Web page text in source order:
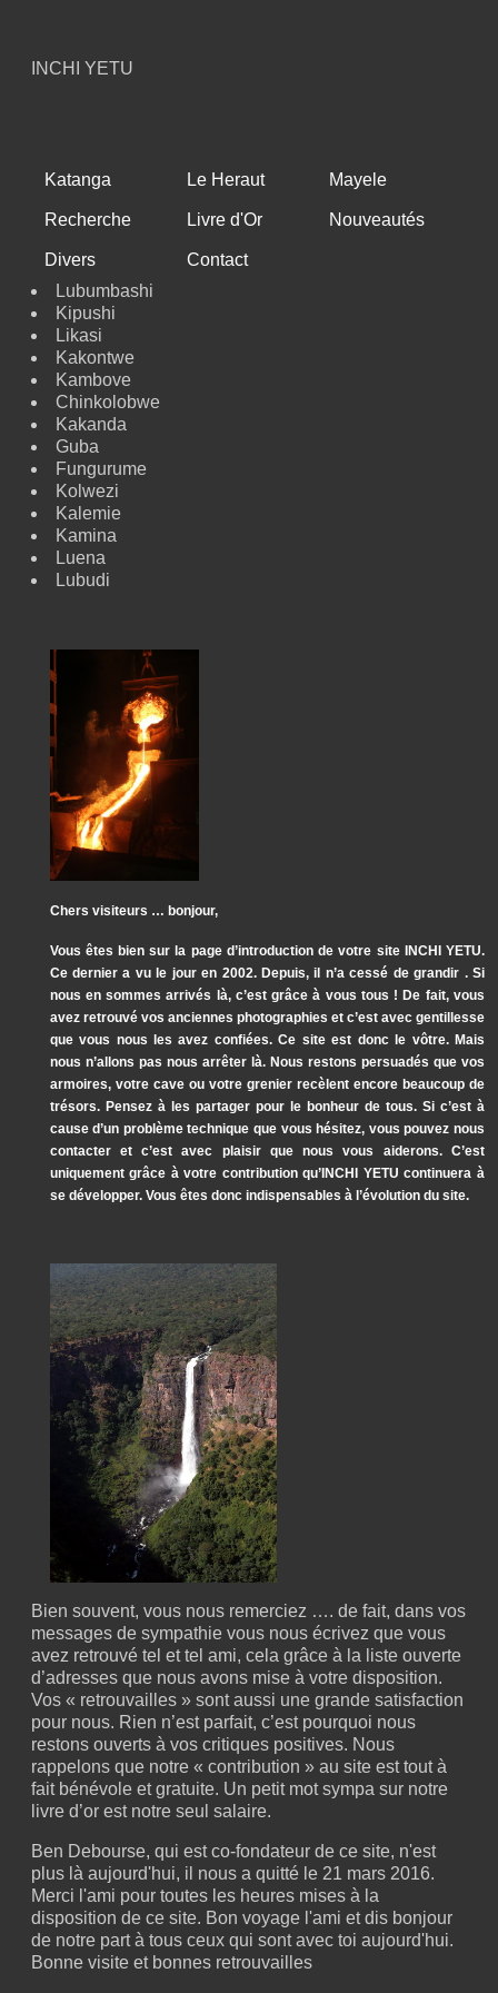
INCHI YETU
Katanga Le Heraut Mayele
Recherche Livre d'Or Nouveautés
Divers
Contact
Lubumbashi
Kipushi
Likasi
Kakontwe
Kambove
Chinkolobwe
Kakanda
Guba
Fungurume
Kolwezi
Kalemie
Kamina
Luena
Lubudi
Chers visiteurs … bonjour,
Vous êtes bien sur la page d’introduction de votre site INCHI YETU.
Ce dernier a vu le jour en 2002. Depuis, il n’a cessé de grandir . Si
nous en sommes arrivés là, c’est grâce à vous tous ! De fait, vous
avez retrouvé vos anciennes photographies et c’est avec gentillesse
que vous nous les avez confiées. Ce site est donc le vôtre. Mais
nous n’allons pas nous arrêter là. Nous restons persuadés que vos
armoires, votre cave ou votre grenier recèlent encore beaucoup de
trésors. Pensez à les partager pour le bonheur de tous. Si c’est à
cause d’un problème technique que vous hésitez, vous pouvez nous
contacter et c’est avec plaisir que nous vous aiderons. C’est
uniquement grâce à votre contribution qu’INCHI YETU continuera à
se développer. Vous êtes donc indispensables à l’évolution du site.
Bien souvent, vous nous remerciez …. de fait, dans vos
messages de sympathie vous nous écrivez que vous
avez retrouvé tel et tel ami, cela grâce à la liste ouverte
d’adresses que nous avons mise à votre disposition.
Vos « retrouvailles » sont aussi une grande satisfaction
pour nous. Rien n’est parfait, c’est pourquoi nous
restons ouverts à vos critiques positives. Nous
rappelons que notre « contribution » au site est tout à
fait bénévole et gratuite. Un petit mot sympa sur notre
livre d’or est notre seul salaire.
Ben Debourse, qui est co-fondateur de ce site, n'est
plus là aujourd'hui, il nous a quitté le 21 mars 2016.
Merci l'ami pour toutes les heures mises à la
disposition de ce site. Bon voyage l'ami et dis bonjour
de notre part à tous ceux qui sont avec toi aujourd'hui.
Bonne visite et bonnes retrouvailles